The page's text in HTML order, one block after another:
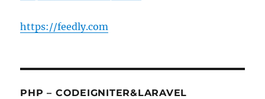
https://feedly.com
PHP – CODEIGNITER&LARAVEL